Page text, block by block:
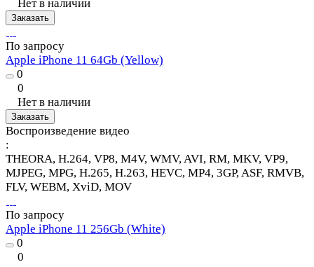
Нет в наличии
Заказать
По запросу
Apple iPhone 11 64Gb (Yellow)
0
0
Нет в наличии
Заказать
Воспроизведение видео
:
THEORA, H.264, VP8, M4V, WMV, AVI, RM, MKV, VP9,
MJPEG, MPG, H.265, H.263, HEVC, MP4, 3GP, ASF, RMVB,
FLV, WEBM, XviD, MOV
По запросу
Apple iPhone 11 256Gb (White)
0
0